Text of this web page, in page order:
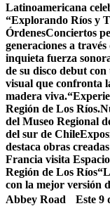
Latinoamericana
“Explorando Ríos y
ÓrdenesConciertos
generaciones a
inquieta fuerza
de su disco debut
visual que confronta
madera viva.
Región de Los Ríos.
del Museo Regional
del sur de Chile
destaca obras
Francia visita
Región de Los Ríos
con la mejor versión
Abbey Road Este 9